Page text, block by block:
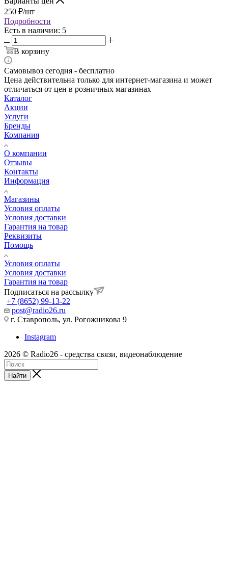
250 ₽/шт
Подробности
Есть в наличии: 5
В корзину
Самовывоз сегодня - бесплатно
Цена действительна только для интернет-магазина и может
отличаться от цен в розничных магазинах
Каталог
Акции
Услуги
Бренды
Компания
О компании
Отзывы
Контакты
Информация
Магазины
Условия оплаты
Условия доставки
Гарантия на товар
Реквизиты
Помощь
Условия оплаты
Условия доставки
Гарантия на товар
Подписаться на рассылку
+7 (8652) 99-13-22
post@radio26.ru
г. Ставрополь, ул. Рогожникова 9
Instagram
2026 © Radio26 - средства связи, видеонаблюдение
Найти